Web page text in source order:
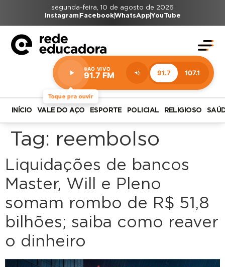
segunda-feira, 10 de agosto de 2026
Instagram FacebookWhatsAppYouTube
Toque pra ouvir
AO VIVO
91.7 FM 91.7 107.1
Estação:
91.7
FM
INÍCIO VALE DO AÇO ESPORTE POLICIAL RELIGIOSO
Tag: reembolso
Liquidações de bancos
Master, Will e Pleno
somam rombo de R$ 51,8
bilhões; saiba como reaver
o dinheiro